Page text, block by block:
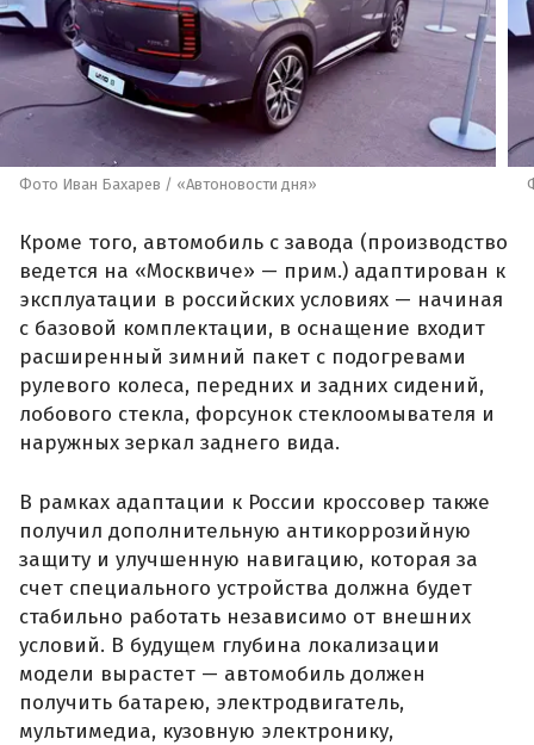
Фото Иван Бахарев / «Автоновости дня»
Кроме того, автомобиль с завода (производство
ведется на «Москвиче» — прим.) адаптирован к
эксплуатации в российских условиях — начиная
с базовой комплектации, в оснащение входит
расширенный зимний пакет с подогревами
рулевого колеса, передних и задних сидений,
лобового стекла, форсунок стеклоомывателя и
наружных зеркал заднего вида.
В рамках адаптации к России кроссовер также
получил дополнительную антикоррозийную
защиту и улучшенную навигацию, которая за
счет специального устройства должна будет
стабильно работать независимо от внешних
условий. В будущем глубина локализации
модели вырастет — автомобиль должен
получить батарею, электродвигатель,
мультимедиа, кузовную электронику,